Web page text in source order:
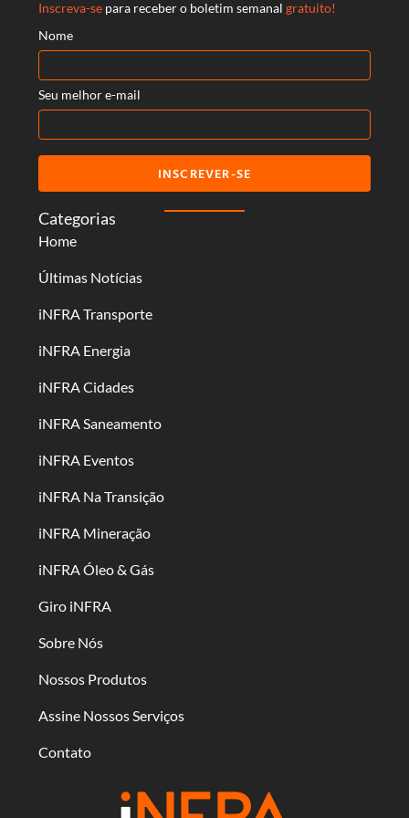
Categorias
Home
Últimas Notícias
iNFRA Transporte
iNFRA Energia
iNFRA Cidades
iNFRA Saneamento
iNFRA Eventos
iNFRA Na Transição
iNFRA Mineração
iNFRA Óleo & Gás
Giro iNFRA
Sobre Nós
Nossos Produtos
Assine Nossos Serviços
Contato
Inscreva-se para receber o boletim semanal gratuito!
Nome
Seu melhor e-mail
INSCREVER-SE